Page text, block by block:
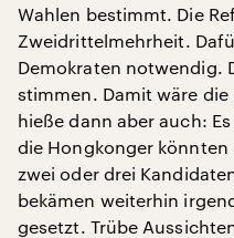
Wahlen bestimmt. Die
Zweidrittelmehrheit.
Demokraten notwendig.
stimmen. Damit wäre
hieße dann aber auch:
die Hongkonger
zwei oder drei
bekämen weiterhin
gesetzt. Trübe